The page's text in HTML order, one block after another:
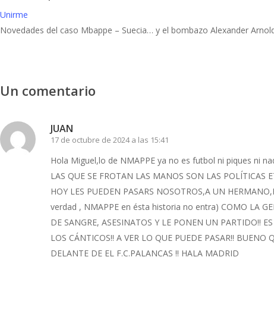
Unirme
Novedades del caso Mbappe – Suecia… y el bombazo Alexander
Un comentario
JUAN
17 de octubre de 2024 a las 15:41
Hola Miguel,lo de NMAPPE ya no es futbol ni piques ni
LAS QUE SE FROTAN LAS MANOS SON LAS POLÍTICAS
HOY LES PUEDEN PASARS NOSOTROS,A UN
verdad , NMAPPE en ésta historia no entra) COMO LA
DE SANGRE, ASESINATOS Y LE PONEN UN PARTIDO!!
LOS CÁNTICOS!! A VER LO QUE PUEDE PASAR!!
DELANTE DE EL F.C.PALANCAS !! HALA MADRID